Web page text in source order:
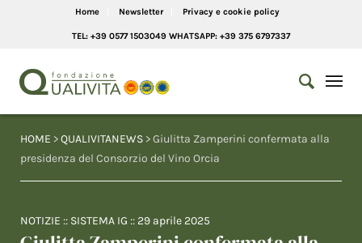
Home Newsletter Privacy e cookie policy
TEL: +39 0577 1503049 WHATSAPP: +39 375 6797337
HOME >QUALIVITANEWS > Giulitta Zamperini confermata alla
presidenza del Consorzio del Vino Orcia
NOTIZIE :: SISTEMA IG :: 29 aprile 2025